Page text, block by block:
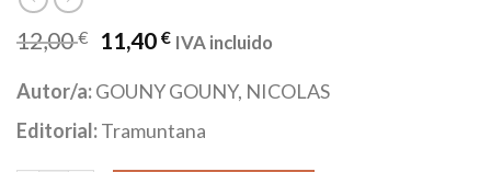
12,00€ 11,40€ IVA incluido
Autor/a:GOUNY GOUNY, NICOLAS
Editorial:Tramuntana